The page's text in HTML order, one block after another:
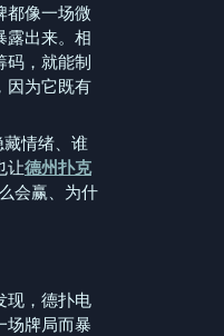
都像一场微
露出来。相
码，就能制
因为它既有
情绪、谁
让德州扑克
会赢、为什
现，德扑电
场牌局而暴